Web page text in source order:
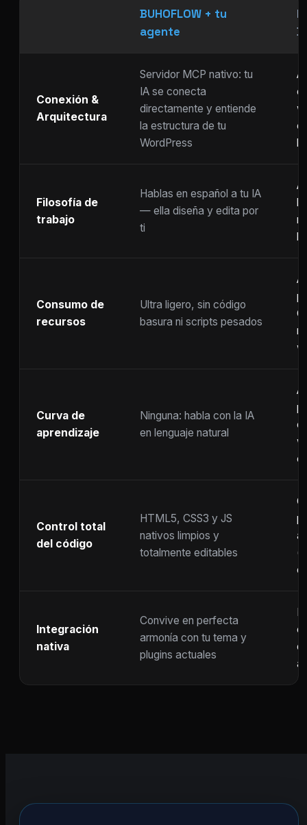
BUHOFLOW + tu
agente
Conexión &
Arquitectura
Servidor MCP nativo: tu
IA se conecta
directamente y entiende
la estructura de tu
WordPress
Filosofía de
trabajo
Hablas en español a tu IA
— ella diseña y edita por
ti
Consumo de
recursos
Ultra ligero, sin código
basura ni scripts pesados
Curva de
aprendizaje
Ninguna: habla con la IA
en lenguaje natural
Control total
del código
HTML5, CSS3 y JS
nativos limpios y
totalmente editables
Integración
nativa
Convive en perfecta
armonía con tu tema y
plugins actuales